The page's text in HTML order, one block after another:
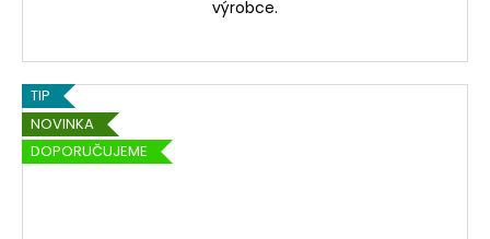
výrobce.
TIP
NOVINKA
DOPORUČUJEME